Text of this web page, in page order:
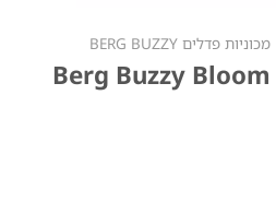
מכוניות פדלים BERG BUZZY
מכונית פדלים דגם Berg Buzzy Bloom